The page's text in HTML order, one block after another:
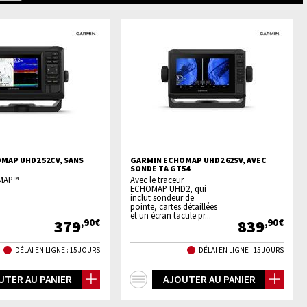
UHD2 52CV, SANS
379,90€
DÉLAI EN LIGNE : 15 JOURS
AU PANIER
GARMIN ECHOMAP UHD2 62SV, AVEC
SONDE TA GT54
Avec le traceur
ECHOMAP UHD2, qui
inclut sondeur de
pointe, cartes détaillées
et un écran tactile pr...
839,90€
DÉLAI EN LIGNE : 15 JOURS
AJOUTER AU PANIER